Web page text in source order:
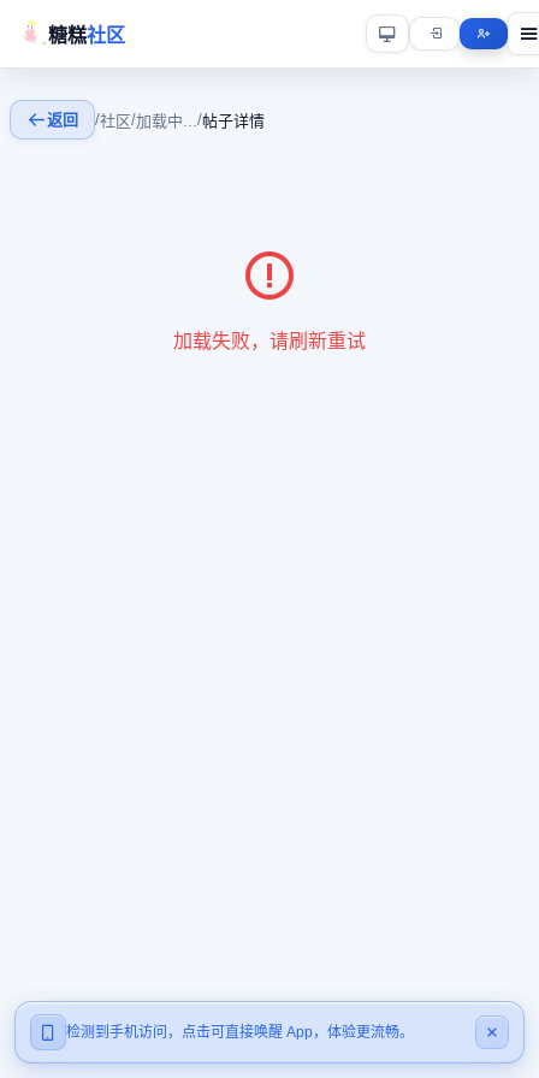
糖糕社区
检测到手机访问，点击可直接唤醒 App，体验更流畅。
返回 /社区/加载中.../帖子详情
加载失败，请刷新重试